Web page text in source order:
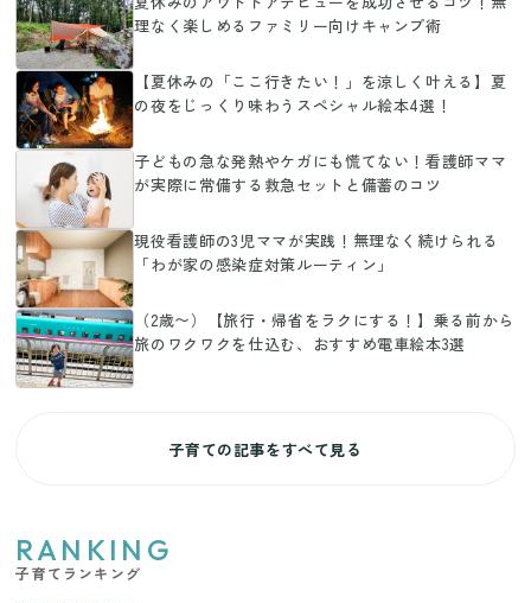
理なく楽しめるファミリー向けキャンプ術
【夏休みの「ここ行きたい！」を涼しく叶える】夏
の夜をじっくり味わうスペシャル絵本4選！
子どもの急な発熱やケガにも慌てない！看護師ママ
が実際に常備する救急セットと備蓄のコツ
現役看護師の3児ママが実践！無理なく続けられる
「わが家の感染症対策ルーティン」
（2歳〜）【旅行・帰省をラクにする！】乗る前から
旅のワクワクを仕込む、おすすめ電車絵本3選
子育ての記事をすべて見る
RANKING
子育てランキング